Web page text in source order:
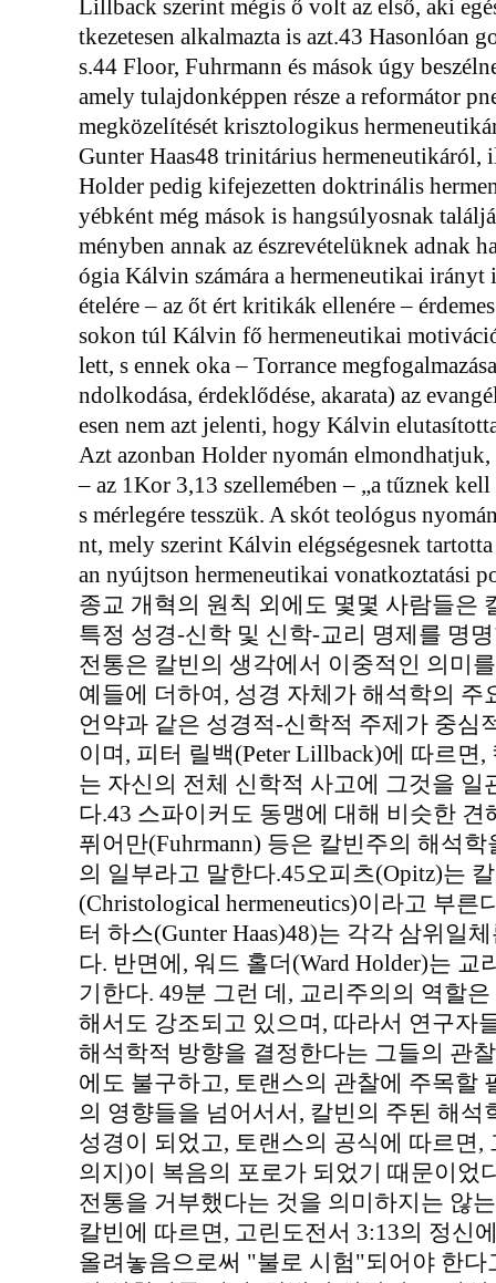
Lillback szerint mégis ő volt az első, aki
tkezetesen alkalmazta is azt.43 Hasonlóan
s.44 Floor, Fuhrmann és mások úgy
amely tulajdonképpen része a reformátor
megközelítését krisztologikus
Gunter Haas48 trinitárius hermeneutikáról,
Holder pedig kifejezetten doktrinális
yébként még mások is hangsúlyosnak
ményben annak az észrevételüknek adnak
ógia Kálvin számára a hermeneutikai irányt
ételére – az őt ért kritikák ellenére –
sokon túl Kálvin fő hermeneutikai
lett, s ennek oka – Torrance
ndolkodása, érdeklődése, akarata) az
esen nem azt jelenti, hogy Kálvin
Azt azonban Holder nyomán
– az 1Kor 3,13 szellemében – „a tűznek
s mérlegére tesszük. A skót teológus
nt, mely szerint Kálvin elégségesnek
an nyújtson hermeneutikai vonatkoztatási
종교 개혁의 원칙 외에도 몇몇 사람들은
특정 성경-신학 및 신학-교리 명제를 명
전통은 칼빈의 생각에서 이중적인 의미
예들에 더하여, 성경 자체가 해석학의 주
언약과 같은 성경적-신학적 주제가 중심
이며, 피터 릴백(Peter Lillback)에 따르면
는 자신의 전체 신학적 사고에 그것을
다.43 스파이커도 동맹에 대해 비슷한
퓌어만(Fuhrmann) 등은 칼빈주의 해석
의 일부라고 말한다.45오피츠(Opitz)는
(Christological hermeneutics)이라고 부른
터 하스(Gunter Haas)48)는 각각 삼위일
다. 반면에, 워드 홀더(Ward Holder)는
기한다. 49분 그런 데, 교리주의의 역할
해서도 강조되고 있으며, 따라서 연구자
해석학적 방향을 결정한다는 그들의 관
에도 불구하고, 토랜스의 관찰에 주목할
의 영향들을 넘어서서, 칼빈의 주된 해
성경이 되었고, 토랜스의 공식에 따르면,
의지)이 복음의 포로가 되었기 때문이었
전통을 거부했다는 것을 의미하지는 않
칼빈에 따르면, 고린도전서 3:13의 정신
올려놓음으로써 "불로 시험"되어야 한